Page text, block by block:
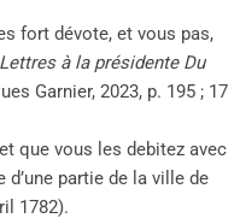
fort dévote, et vous pas,
Lettres à la présidente Du
Garnier, 2023, p. 195 ; 17
que vous les debitez avec
partie de la ville de
1782).